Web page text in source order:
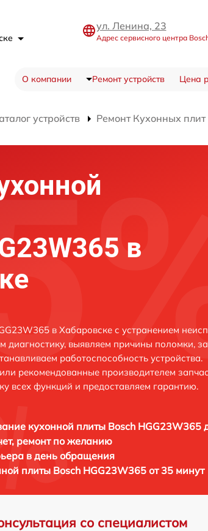
ул. Ленина, 23
Адрес сервисного центра
О компании Ремонт устройств Цена
устройств Ремонт Кухонных плит
в
в Хабаровске с устранением
выявляем причины поломки,
работоспособность устройства.
рекомендованные производителем
всех функций и предоставляем гарантию.
кухонной плиты Bosch HGG23W365
ремонт по желанию
в день обращения
плиты Bosch HGG23W365 от 35 минут
со специалистом